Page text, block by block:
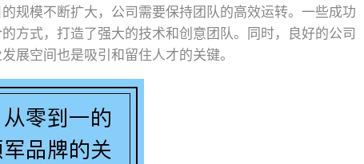
规模不断扩大，公司需要保持团队的高效运转。一些成功
方式，打造了强大的技术和创意团队。同时，良好的公司
展空间也是吸引和留住人才的关键。